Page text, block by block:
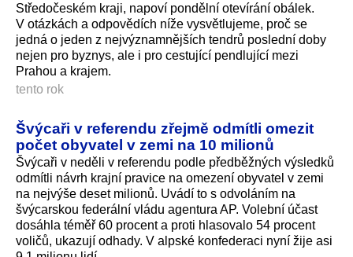
Středočeském kraji, napoví pondělní otevírání obálek.
V otázkách a odpovědích níže vysvětlujeme, proč se
jedná o jeden z nejvýznamnějších tendrů poslední doby
nejen pro byznys, ale i pro cestující pendlující mezi
Prahou a krajem.
tento rok
Švýcaři v referendu zřejmě odmítli omezit
počet obyvatel v zemi na 10 milionů
Švýcaři v neděli v referendu podle předběžných výsledků
odmítli návrh krajní pravice na omezení obyvatel v zemi
na nejvýše deset milionů. Uvádí to s odvoláním na
švýcarskou federální vládu agentura AP. Volební účast
dosáhla téměř 60 procent a proti hlasovalo 54 procent
voličů, ukazují odhady. V alpské konfederaci nyní žije asi